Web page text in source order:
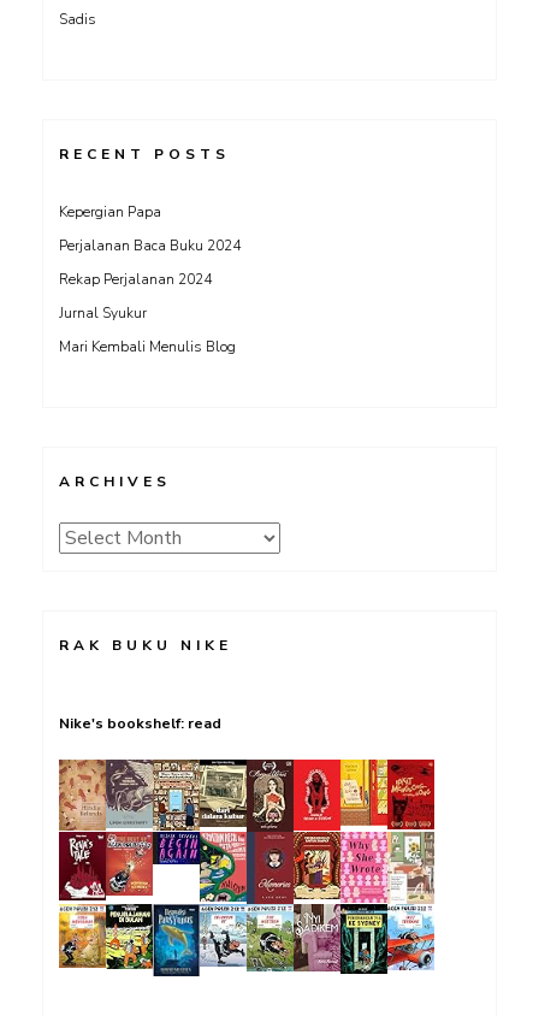
Sadis
RECENT POSTS
Kepergian Papa
Perjalanan Baca Buku 2024
Rekap Perjalanan 2024
Jurnal Syukur
Mari Kembali Menulis Blog
ARCHIVES
Archives
RAK BUKU NIKE
Nike's bookshelf: read